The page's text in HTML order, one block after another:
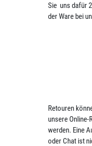
Sie uns dafür
der Ware bei
Retouren
unsere
werden. Eine
oder Chat ist